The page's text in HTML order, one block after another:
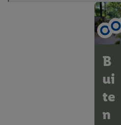
B
ui
te
n